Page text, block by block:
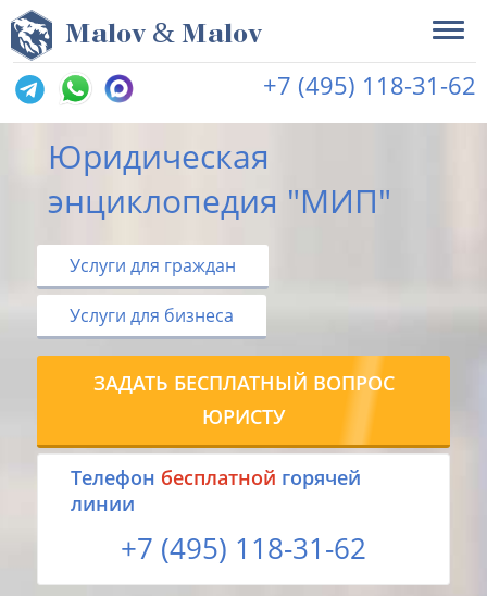
Malov & Malov
+7 (495) 118-31-62
Юридическая
энциклопедия "МИП"
Услуги для граждан
Услуги для бизнеса
ЗАДАТЬ БЕСПЛАТНЫЙ ВОПРОС
ЮРИСТУ
Tелефон бесплатной горячей
линии
+7 (495) 118-31-62